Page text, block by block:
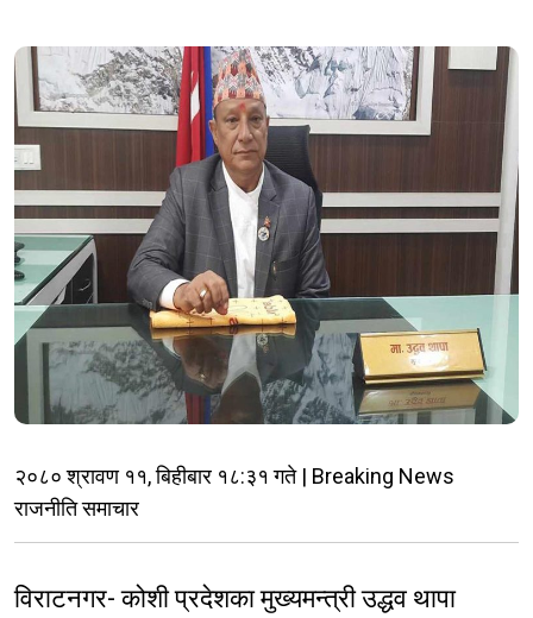
२०८० श्रावण ११, बिहीबार १८:३१ गते | Breaking News
राजनीति समाचार
विराटनगर- कोशी प्रदेशका मुख्यमन्त्री उद्धव थापा